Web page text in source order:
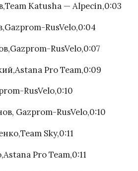
Katusha — Alpecin,0:03
RusVelo,0:04
RusVelo,0:07
Pro Team,0:09
RusVelo,0:10
Gazprom-RusVelo,0:10
Sky,0:11
Pro Team,0:11